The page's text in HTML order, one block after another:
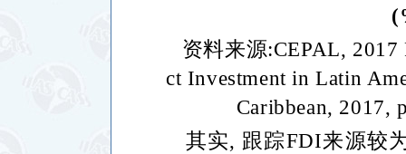
资料来源:CEPAL,
ct Investment in Latin
Caribbean, 2017,
其实, 跟踪FDI来源较